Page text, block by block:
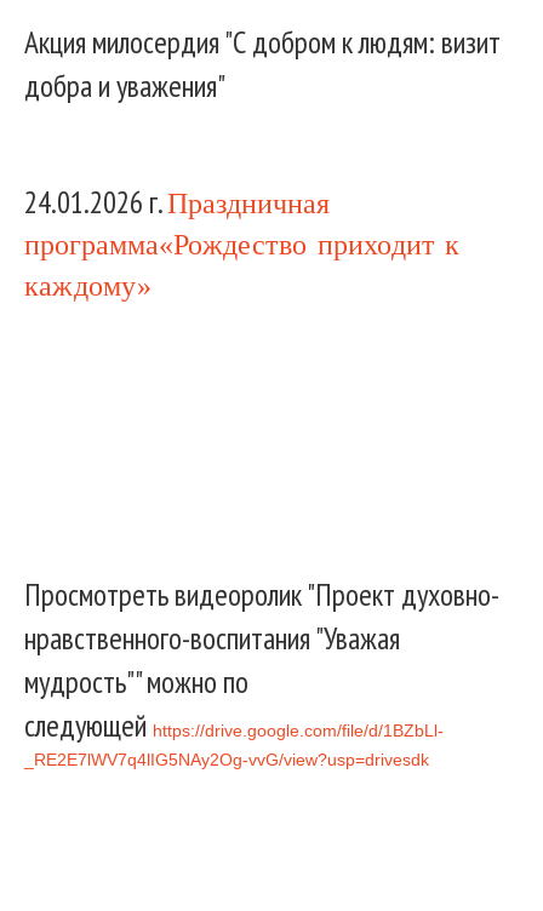
Акция милосердия "С добром к людям: визит
добра и уважения"
24.01.2026 г.Праздничная
программа«Рождество приходит к
каждому»
Просмотреть видеоролик "Проект духовно-
нравственного-воспитания "Уважая
мудрость"" можно по
следующей https://drive.google.com/file/d/1BZbLl-
_RE2E7lWV7q4lIG5NAy2Og-vvG/view?usp=drivesdk